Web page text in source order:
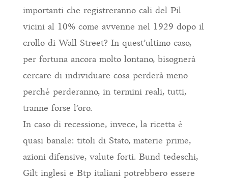
importanti che registreranno cali del Pil
vicini al 10% come avvenne nel 1929 dopo il
crollo di Wall Street? In quest’ultimo caso,
per fortuna ancora molto lontano, bisognerà
cercare di individuare cosa perderà meno
perché perderanno, in termini reali, tutti,
tranne forse l’oro.
In caso di recessione, invece, la ricetta è
quasi banale: titoli di Stato, materie prime,
azioni difensive, valute forti. Bund tedeschi,
Gilt inglesi e Btp italiani potrebbero essere